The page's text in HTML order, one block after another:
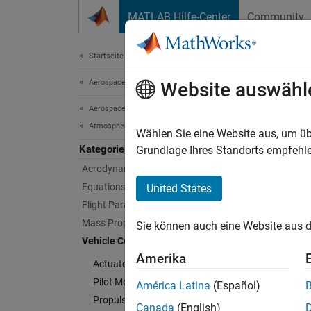
MATLAB Hilfe-Center Community
Startseite der Dokumentation
Aerospace and Defense
Aerospace Blockset
Atmospheric Flight
Kategorie
Aerodynamics
Equations of Motion
Flight Parameters
Mass Properties
Vehicle Components
Actuators
Pilot Models
Propulsion
Model
Website
Wählen Sie eine Website aus, um
Grundlage Ihres Standorts
United States
Sie können auch eine Website aus
Amerika
América Latina (Español)
Canada (English)